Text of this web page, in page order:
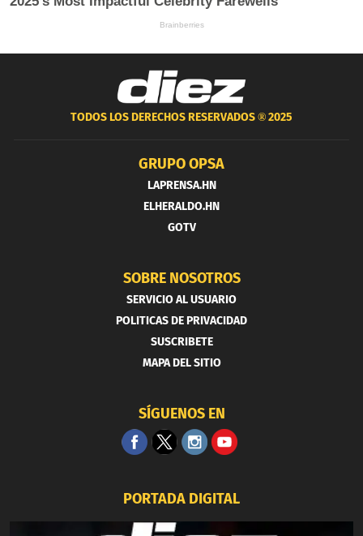
TODOS LOS DERECHOS RESERVADOS ®2025
GRUPO OPSA
LAPRENSA.HN
ELHERALDO.HN
GOTV
SOBRE NOSOTROS
SERVICIO AL USUARIO
POLITICAS DE PRIVACIDAD
SUSCRIBETE
MAPA DEL SITIO
SÍGUENOS EN
PORTADA DIGITAL